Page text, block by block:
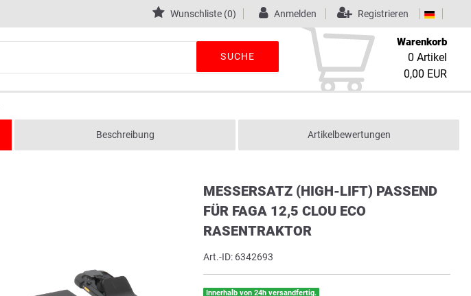
Wunschliste (0) Anmelden Registrieren
SUCHE
Warenkorb
0 Artikel
0,00 EUR
Beschreibung Artikelbewertungen
MESSERSATZ (HIGH-LIFT) PASSEND
FÜR FAGA 12,5 CLOU ECO
RASENTRAKTOR
Art.-ID: 6342693
Innerhalb von 24h versandfertig.